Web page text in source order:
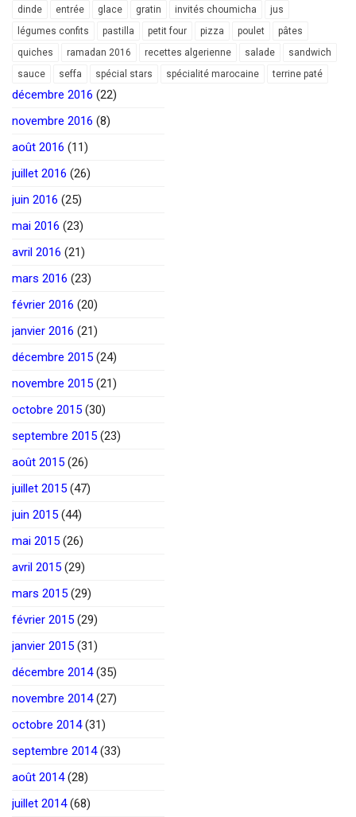
dinde entrée glace gratin invités choumicha
jus
légumes confits
pastilla petit four pizza poulet
pâtes
quiches
ramadan 2016 recettes algerienne salade
sandwich
sauce
seffa spécial stars spécialité marocaine terrine paté
décembre 2016 (22)
novembre 2016 (8)
août 2016 (11)
juillet 2016 (26)
juin 2016 (25)
mai 2016 (23)
avril 2016 (21)
mars 2016 (23)
février 2016 (20)
janvier 2016 (21)
décembre 2015 (24)
novembre 2015 (21)
octobre 2015 (30)
septembre 2015 (23)
août 2015 (26)
juillet 2015 (47)
juin 2015 (44)
mai 2015 (26)
avril 2015 (29)
mars 2015 (29)
février 2015 (29)
janvier 2015 (31)
décembre 2014(35)
novembre 2014(27)
octobre 2014(31)
septembre 2014(33)
août 2014(28)
juillet 2014(68)